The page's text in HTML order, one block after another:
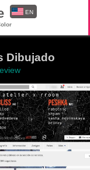
EN
Dibujado